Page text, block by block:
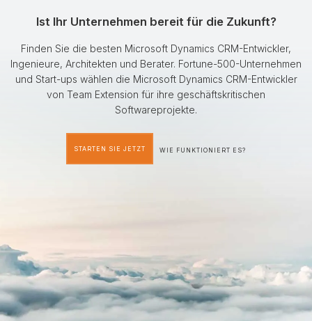
Ist Ihr Unternehmen bereit für die Zukunft?
Finden Sie die besten Microsoft Dynamics CRM-Entwickler,
Ingenieure, Architekten und Berater. Fortune-500-Unternehmen
und Start-ups wählen die Microsoft Dynamics CRM-Entwickler
von Team Extension für ihre geschäftskritischen
Softwareprojekte.
STARTEN SIE JETZT WIE FUNKTIONIERT ES?